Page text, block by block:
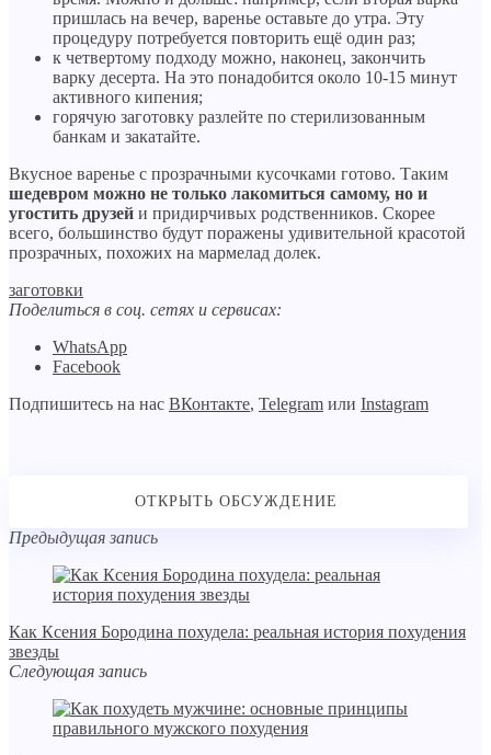
пришлась на вечер, варенье оставьте до утра. Эту
процедуру потребуется повторить ещё один раз;
к четвертому подходу можно, наконец, закончить
варку десерта. На это понадобится около 10-15 минут
активного кипения;
горячую заготовку разлейте по стерилизованным
банкам и закатайте.
Вкусное варенье с прозрачными кусочками готово. Таким
шедевром можно не только лакомиться самому, но и
угостить друзей и придирчивых родственников. Скорее
всего, большинство будут поражены удивительной красотой
прозрачных, похожих на мармелад долек.
заготовки
Поделиться в соц. сетях и сервисах:
WhatsApp
Facebook
Подпишитесь на нас ВКонтакте, Telegram или Instagram
Предыдущая запись
Как Ксения Бородина похудела: реальная история похудения
звезды
Следующая запись